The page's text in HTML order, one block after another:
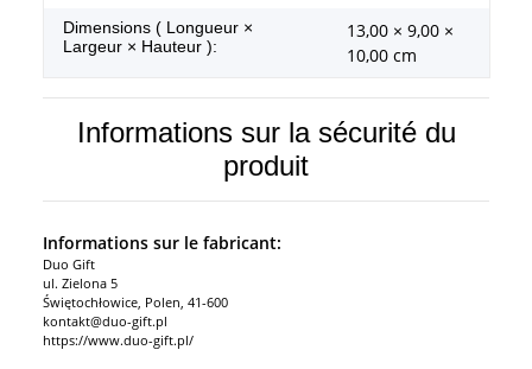
Dimensions ( Longueur ×
Largeur × Hauteur ):
13,00 × 9,00 ×
10,00 cm
Informations sur la sécurité du
produit
Informations sur le fabricant:
Duo Gift
ul. Zielona 5
Świętochłowice, Polen, 41-600
kontakt@duo-gift.pl
https://www.duo-gift.pl/